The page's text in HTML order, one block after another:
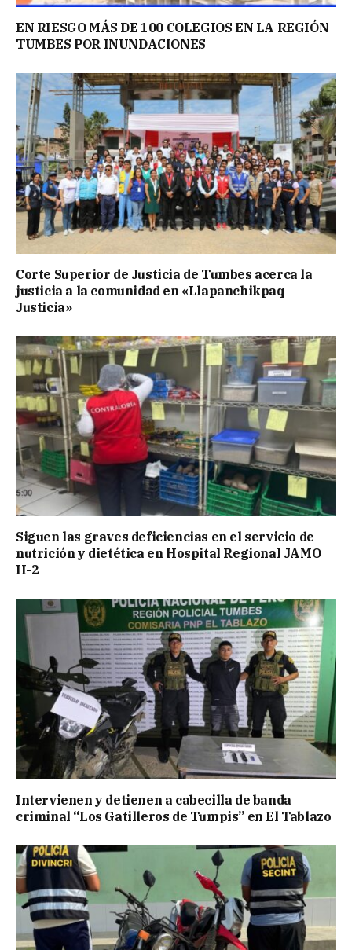
EN RIESGO MÁS DE 100 COLEGIOS EN LA REGIÓN
TUMBES POR INUNDACIONES
Corte Superior de Justicia de Tumbes acerca la
justicia a la comunidad en «Llapanchikpaq
Justicia»
Siguen las graves deficiencias en el servicio de
nutrición y dietética en Hospital Regional JAMO
II-2
Intervienen y detienen a cabecilla de banda
criminal “Los Gatilleros de Tumpis” en El Tablazo